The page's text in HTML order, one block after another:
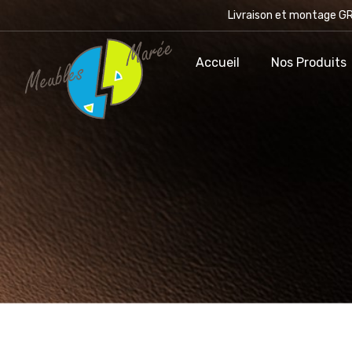
Livraison et montage
Accueil Nos Produits
Accueil